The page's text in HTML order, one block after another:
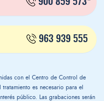
900 859 573*
963 939 555
con el Centro de Control de
es necesario para el
público. Las grabaciones serán